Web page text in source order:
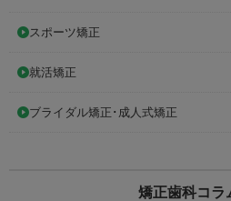
スポーツ矯正
就活矯正
ブライダル矯正･成人式矯正
矯正歯科コラ